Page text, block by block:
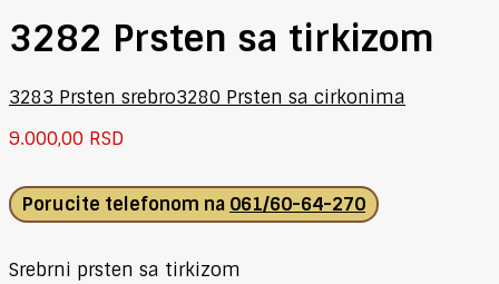
3282 Prsten sa tirkizom
3283 Prsten srebro3280 Prsten sa cirkonima
9.000,00 RSD
Porucite telefonom na 061/60-64-270
Srebrni prsten sa tirkizom